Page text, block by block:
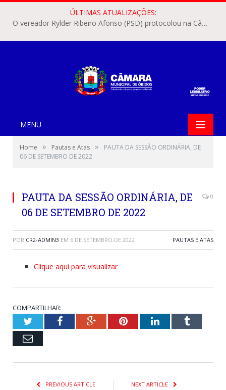
ÚLTIMAS ATUALIZAÇÕES:
O vereador Rylder Ribeiro Afonso (PSD) protocolou na Câmara Municipal de Óbidos o Requerimento nº 346/2026.
MENU
Home » Pautas e Atas »
PAUTA DA SESSÃO ORDINÁRIA, DE
06 DE SETEMBRO DE 2022
PAUTA DA SESSÃO ORDINÁRIA, DE
06 DE SETEMBRO DE 2022
0
POR CR2-ADMIN3 EM 6 DE SETEMBRO DE 2022 PAUTAS E ATAS
Clique aqui para visualizar
COMPARTILHAR:
TwitterFacebookGoogle+PinterestLinkedInTumblr
Email
PREVIOUS ARTICLE NEXT ARTICLE